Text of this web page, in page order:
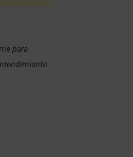
para